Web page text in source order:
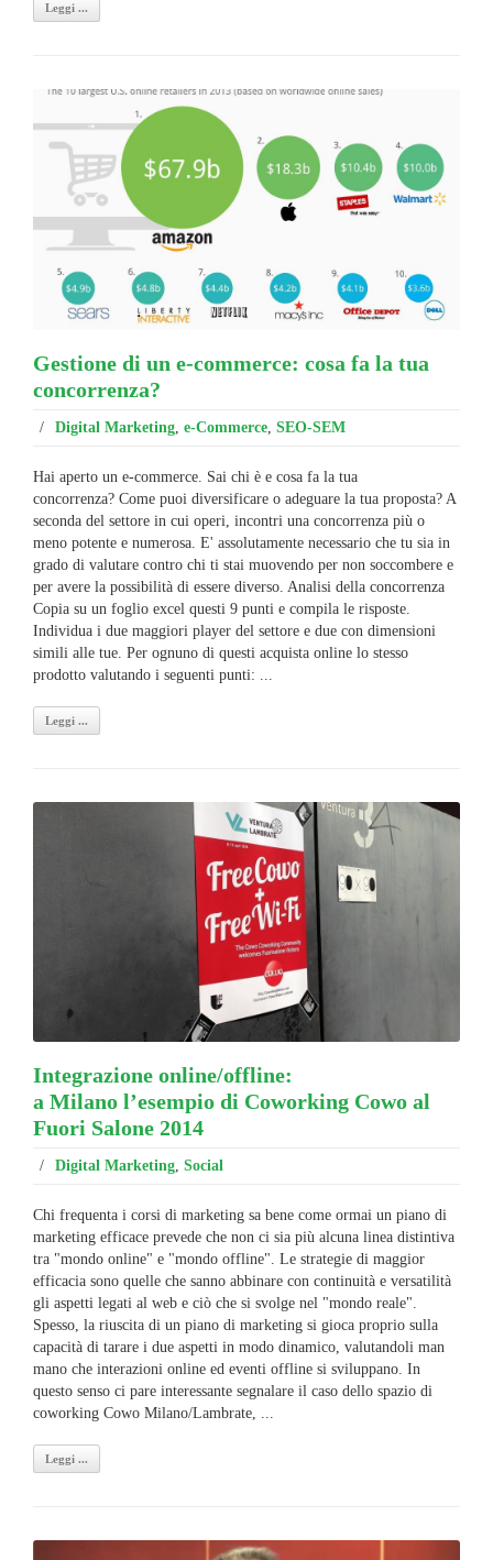
Leggi ...
Gestione di un e-commerce: cosa fa la tua
concorrenza?
/ Digital Marketing e-Commerce SEO-SEM
Hai aperto un e-commerce. Sai chi è e cosa fa la tua
concorrenza? Come puoi diversificare o adeguare la tua proposta? A
seconda del settore in cui operi, incontri una concorrenza più o
meno potente e numerosa. E' assolutamente necessario che tu sia in
grado di valutare contro chi ti stai muovendo per non soccombere e
per avere la possibilità di essere diverso. Analisi della concorrenza
Copia su un foglio excel questi 9 punti e compila le risposte.
Individua i due maggiori player del settore e due con dimensioni
simili alle tue. Per ognuno di questi acquista online lo stesso
prodotto valutando i seguenti punti: ...
Leggi ...
Integrazione online/offline:
a Milano l’esempio di Coworking Cowo al
Fuori Salone 2014
/ Digital Marketing Social
Chi frequenta i corsi di marketing sa bene come ormai un piano di
marketing efficace prevede che non ci sia più alcuna linea distintiva
tra "mondo online" e "mondo offline". Le strategie di maggior
efficacia sono quelle che sanno abbinare con continuità e versatilità
gli aspetti legati al web e ciò che si svolge nel "mondo reale".
Spesso, la riuscita di un piano di marketing si gioca proprio sulla
capacità di tarare i due aspetti in modo dinamico, valutandoli man
mano che interazioni online ed eventi offline si sviluppano. In
questo senso ci pare interessante segnalare il caso dello spazio di
coworking Cowo Milano/Lambrate, ...
Leggi ...